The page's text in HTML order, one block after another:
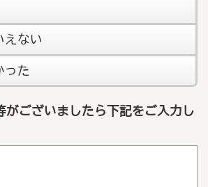
えない
った
がございましたら下記をご入力し